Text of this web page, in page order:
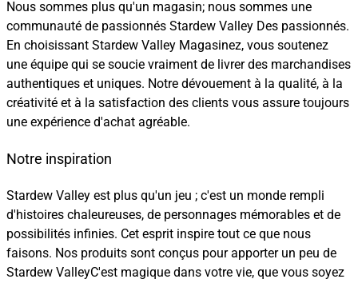
Nous sommes plus qu'un magasin; nous sommes une
communauté de passionnés Stardew Valley Des passionnés.
En choisissant Stardew Valley Magasinez, vous soutenez
une équipe qui se soucie vraiment de livrer des marchandises
authentiques et uniques. Notre dévouement à la qualité, à la
créativité et à la satisfaction des clients vous assure toujours
une expérience d'achat agréable.
Notre inspiration
Stardew Valley est plus qu'un jeu ; c'est un monde rempli
d'histoires chaleureuses, de personnages mémorables et de
possibilités infinies. Cet esprit inspire tout ce que nous
faisons. Nos produits sont conçus pour apporter un peu de
Stardew ValleyC'est magique dans votre vie, que vous soyez